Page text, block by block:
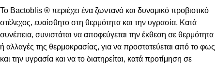
Το Bactoblis ® περιέχει ένα ζωντανό και δυναμικό προβιοτικό
στέλεχος, ευαίσθητο στη θερμότητα και την υγρασία. Κατά
συνέπεια, συνιστάται να αποφεύγεται την έκθεση σε θερμότητα
ή αλλαγές της θερμοκρασίας, για να προστατεύεται από το φως
και την υγρασία και να το διατηρείται, κατά προτίμηση σε